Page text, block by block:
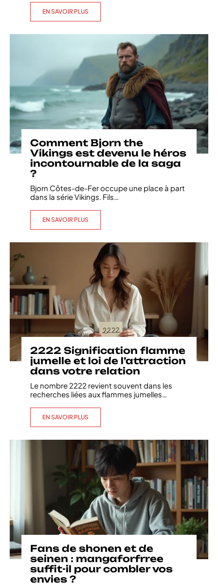
EN SAVOIR PLUS
Comment Bjorn the
Vikings est devenu le héros
incontournable de la saga
?
Bjorn Côtes-de-Fer occupe une place à part
dans la série Vikings. Fils
EN SAVOIR PLUS
2222 Signification flamme
jumelle et loi de l’attraction
dans votre relation
Le nombre 2222 revient souvent dans les
recherches liées aux flammes jumelles…
EN SAVOIR PLUS
Fans de shonen et de
seinen : mangaforfrree
suffit-il pour combler vos
envies ?